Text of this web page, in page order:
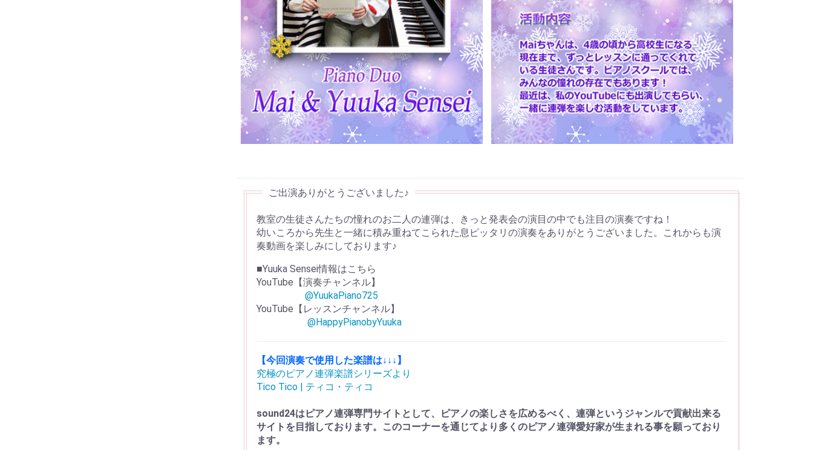
教室の生徒さんたちの憧れのお二人の連弾は、きっと発表会の演目の中でも注目の演奏ですね！
幼いころから先生と一緒に積み重ねてこられた息ピッタリの演奏をありがとうございました。これからも演
奏動画を楽しみにしております♪
■Yuuka Sensei情報はこちら
YouTube【演奏チャンネル】
@YuukaPiano725
YouTube【レッスンチャンネル】
@HappyPianobyYuuka
【今回演奏で使用した楽譜は↓↓↓】
究極のピアノ連弾楽譜シリーズより
Tico Tico | ティコ・ティコ
sound24はピアノ連弾専門サイトとして、ピアノの楽しさを広めるべく、連弾というジャンルで貢献出来る
サイトを目指しております。このコーナーを通じてより多くのピアノ連弾愛好家が生まれる事を願っており
ます。